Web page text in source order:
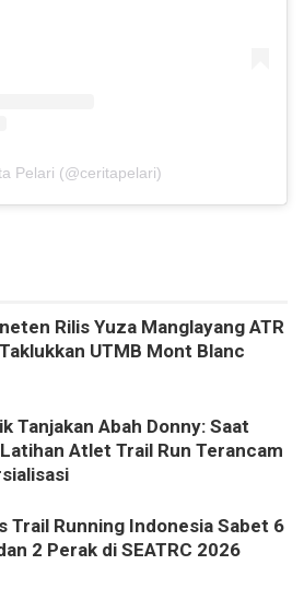
Pelari (@ceritapelari)
Rilis Yuza Manglayang ATR
UTMB Mont Blanc
Tanjakan Abah Donny: Saat
Atlet Trail Run Terancam
Trail Running Indonesia Sabet 6
2 Perak di SEATRC 2026